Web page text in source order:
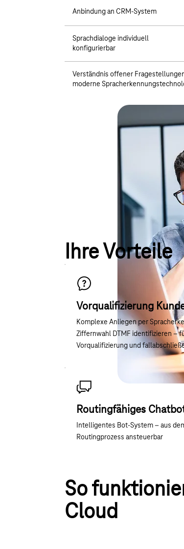
Anbindung an CRM-System
Sprachdialoge individuell
konfigurierbar
Verständnis offener
moderne
Ihre Vorteile
Vorqualifizierung
Komplexe Anliegen per
Ziffernwahl DTMF identifizieren –
Vorqualifizierung und
Routingfähiges
Intelligentes Bot-System – aus
Routingprozess ansteuerbar
So
Cloud